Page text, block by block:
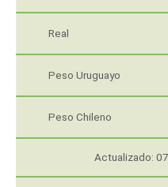
Real
Peso Uruguayo
Peso Chileno
Actualizado: